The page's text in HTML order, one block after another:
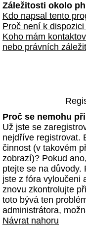
Záležitosti okolo
Kdo napsal tento
Proč není k
Koho mám
nebo právních
Proč se nemohu
Už jste se
nejdříve registrovat.
činnost (v takovém
zobrazí)? Pokud
ptejte se na důvody.
jste z fóra vyloučeni
znovu zkontrolujte
toto bývá ten
administrátora,
Návrat nahoru